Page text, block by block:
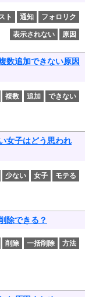
ト 通知 フォロリク
表示されない 原因
数追加できない原因
複数 追加 できない
女子はどう思われ
少ない 女子 モテる
除できる？
削除 一括削除 方法